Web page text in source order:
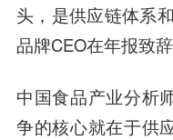
头，是供应链体系
品牌CEO在年报致辞
中国食品产业分析
争的核心就在于供